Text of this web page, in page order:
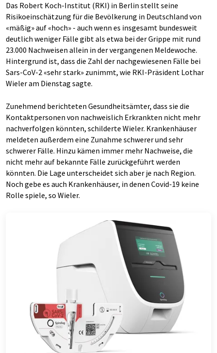
Das Robert Koch-Institut (RKI) in Berlin stellt seine
Risikoeinschätzung für die Bevölkerung in Deutschland von
«mäßig» auf «hoch» - auch wenn es insgesamt bundesweit
deutlich weniger Fälle gibt als etwa bei der Grippe mit rund
23.000 Nachweisen allein in der vergangenen Meldewoche.
Hintergrund ist, dass die Zahl der nachgewiesenen Fälle bei
Sars-CoV-2 «sehr stark» zunimmt, wie RKI-Präsident Lothar
Wieler am Dienstag sagte.
Zunehmend berichteten Gesundheitsämter, dass sie die
Kontaktpersonen von nachweislich Erkrankten nicht mehr
nachverfolgen könnten, schilderte Wieler. Krankenhäuser
meldeten außerdem eine Zunahme schwerer und sehr
schwerer Fälle. Hinzu kämen immer mehr Nachweise, die
nicht mehr auf bekannte Fälle zurückgeführt werden
könnten. Die Lage unterscheidet sich aber je nach Region.
Noch gebe es auch Krankenhäuser, in denen Covid-19 keine
Rolle spiele, so Wieler.